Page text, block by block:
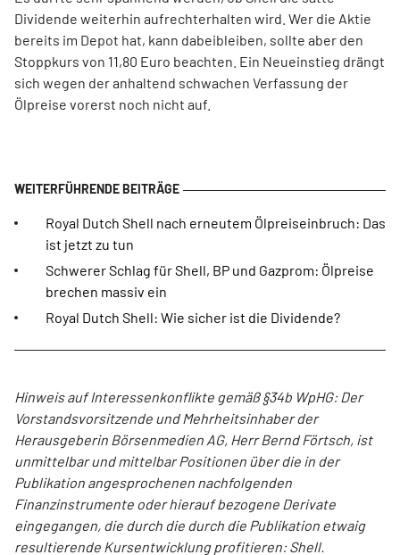
Dividende weiterhin aufrechterhalten wird. Wer die Aktie
bereits im Depot hat, kann dabeibleiben, sollte aber den
Stoppkurs von 11,80 Euro beachten. Ein Neueinstieg drängt
sich wegen der anhaltend schwachen Verfassung der
Ölpreise vorerst noch nicht auf.
Royal Dutch Shell nach erneutem Ölpreiseinbruch: Das
ist jetzt zu tun
Schwerer Schlag für Shell, BP und Gazprom: Ölpreise
brechen massiv ein
Royal Dutch Shell: Wie sicher ist die Dividende?
Hinweis auf Interessenkonflikte gemäß §34b WpHG: Der
Vorstandsvorsitzende und Mehrheitsinhaber der
Herausgeberin Börsenmedien AG, Herr Bernd Förtsch, ist
unmittelbar und mittelbar Positionen über die in der
Publikation angesprochenen nachfolgenden
Finanzinstrumente oder hierauf bezogene Derivate
eingegangen, die durch die durch die Publikation etwaig
resultierende Kursentwicklung profitieren: Shell.